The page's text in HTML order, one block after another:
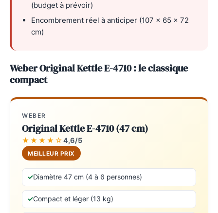
(budget à prévoir)
Encombrement réel à anticiper (107 × 65 × 72
cm)
Weber Original Kettle E-4710 : le classique
compact
WEBER
Original Kettle E-4710 (47 cm)
★★★★☆4,6/5
MEILLEUR PRIX
Diamètre 47 cm (4 à 6 personnes)
Compact et léger (13 kg)